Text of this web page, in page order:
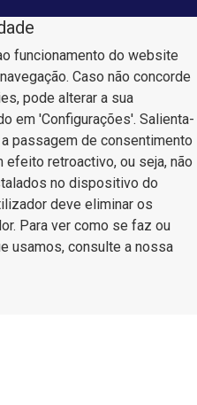
funcionamento do website
Caso não concorde
pode alterar a sua
em 'Configurações'. Salienta-
passagem de consentimento
efeito retroactivo, ou seja, não
no dispositivo do
deve eliminar os
Para ver como se faz ou
usamos, consulte a nossa